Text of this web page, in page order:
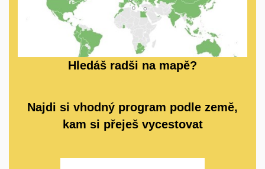
Hledáš radši na mapě?
Najdi si vhodný program podle země,
kam si přeješ vycestovat